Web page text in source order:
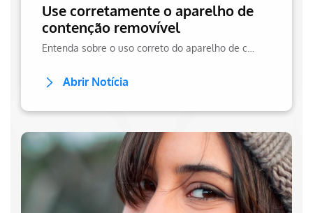
Use corretamente o aparelho de
contenção removível
Abrir Notícia